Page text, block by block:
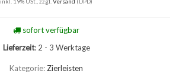
sofort verfügbar
Lieferzeit: 2 - 3 Werktage
Kategorie: Zierleisten